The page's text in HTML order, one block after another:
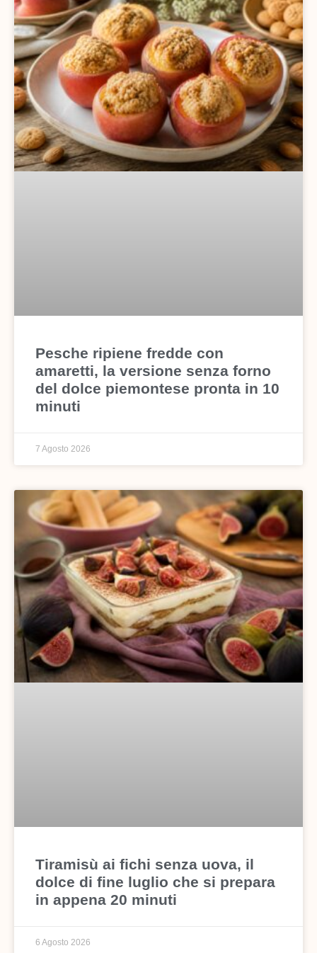
Pesche ripiene fredde con
amaretti, la versione senza forno
del dolce piemontese pronta in 10
minuti
7 Agosto 2026
Tiramisù ai fichi senza uova, il
dolce di fine luglio che si prepara
in appena 20 minuti
6 Agosto 2026